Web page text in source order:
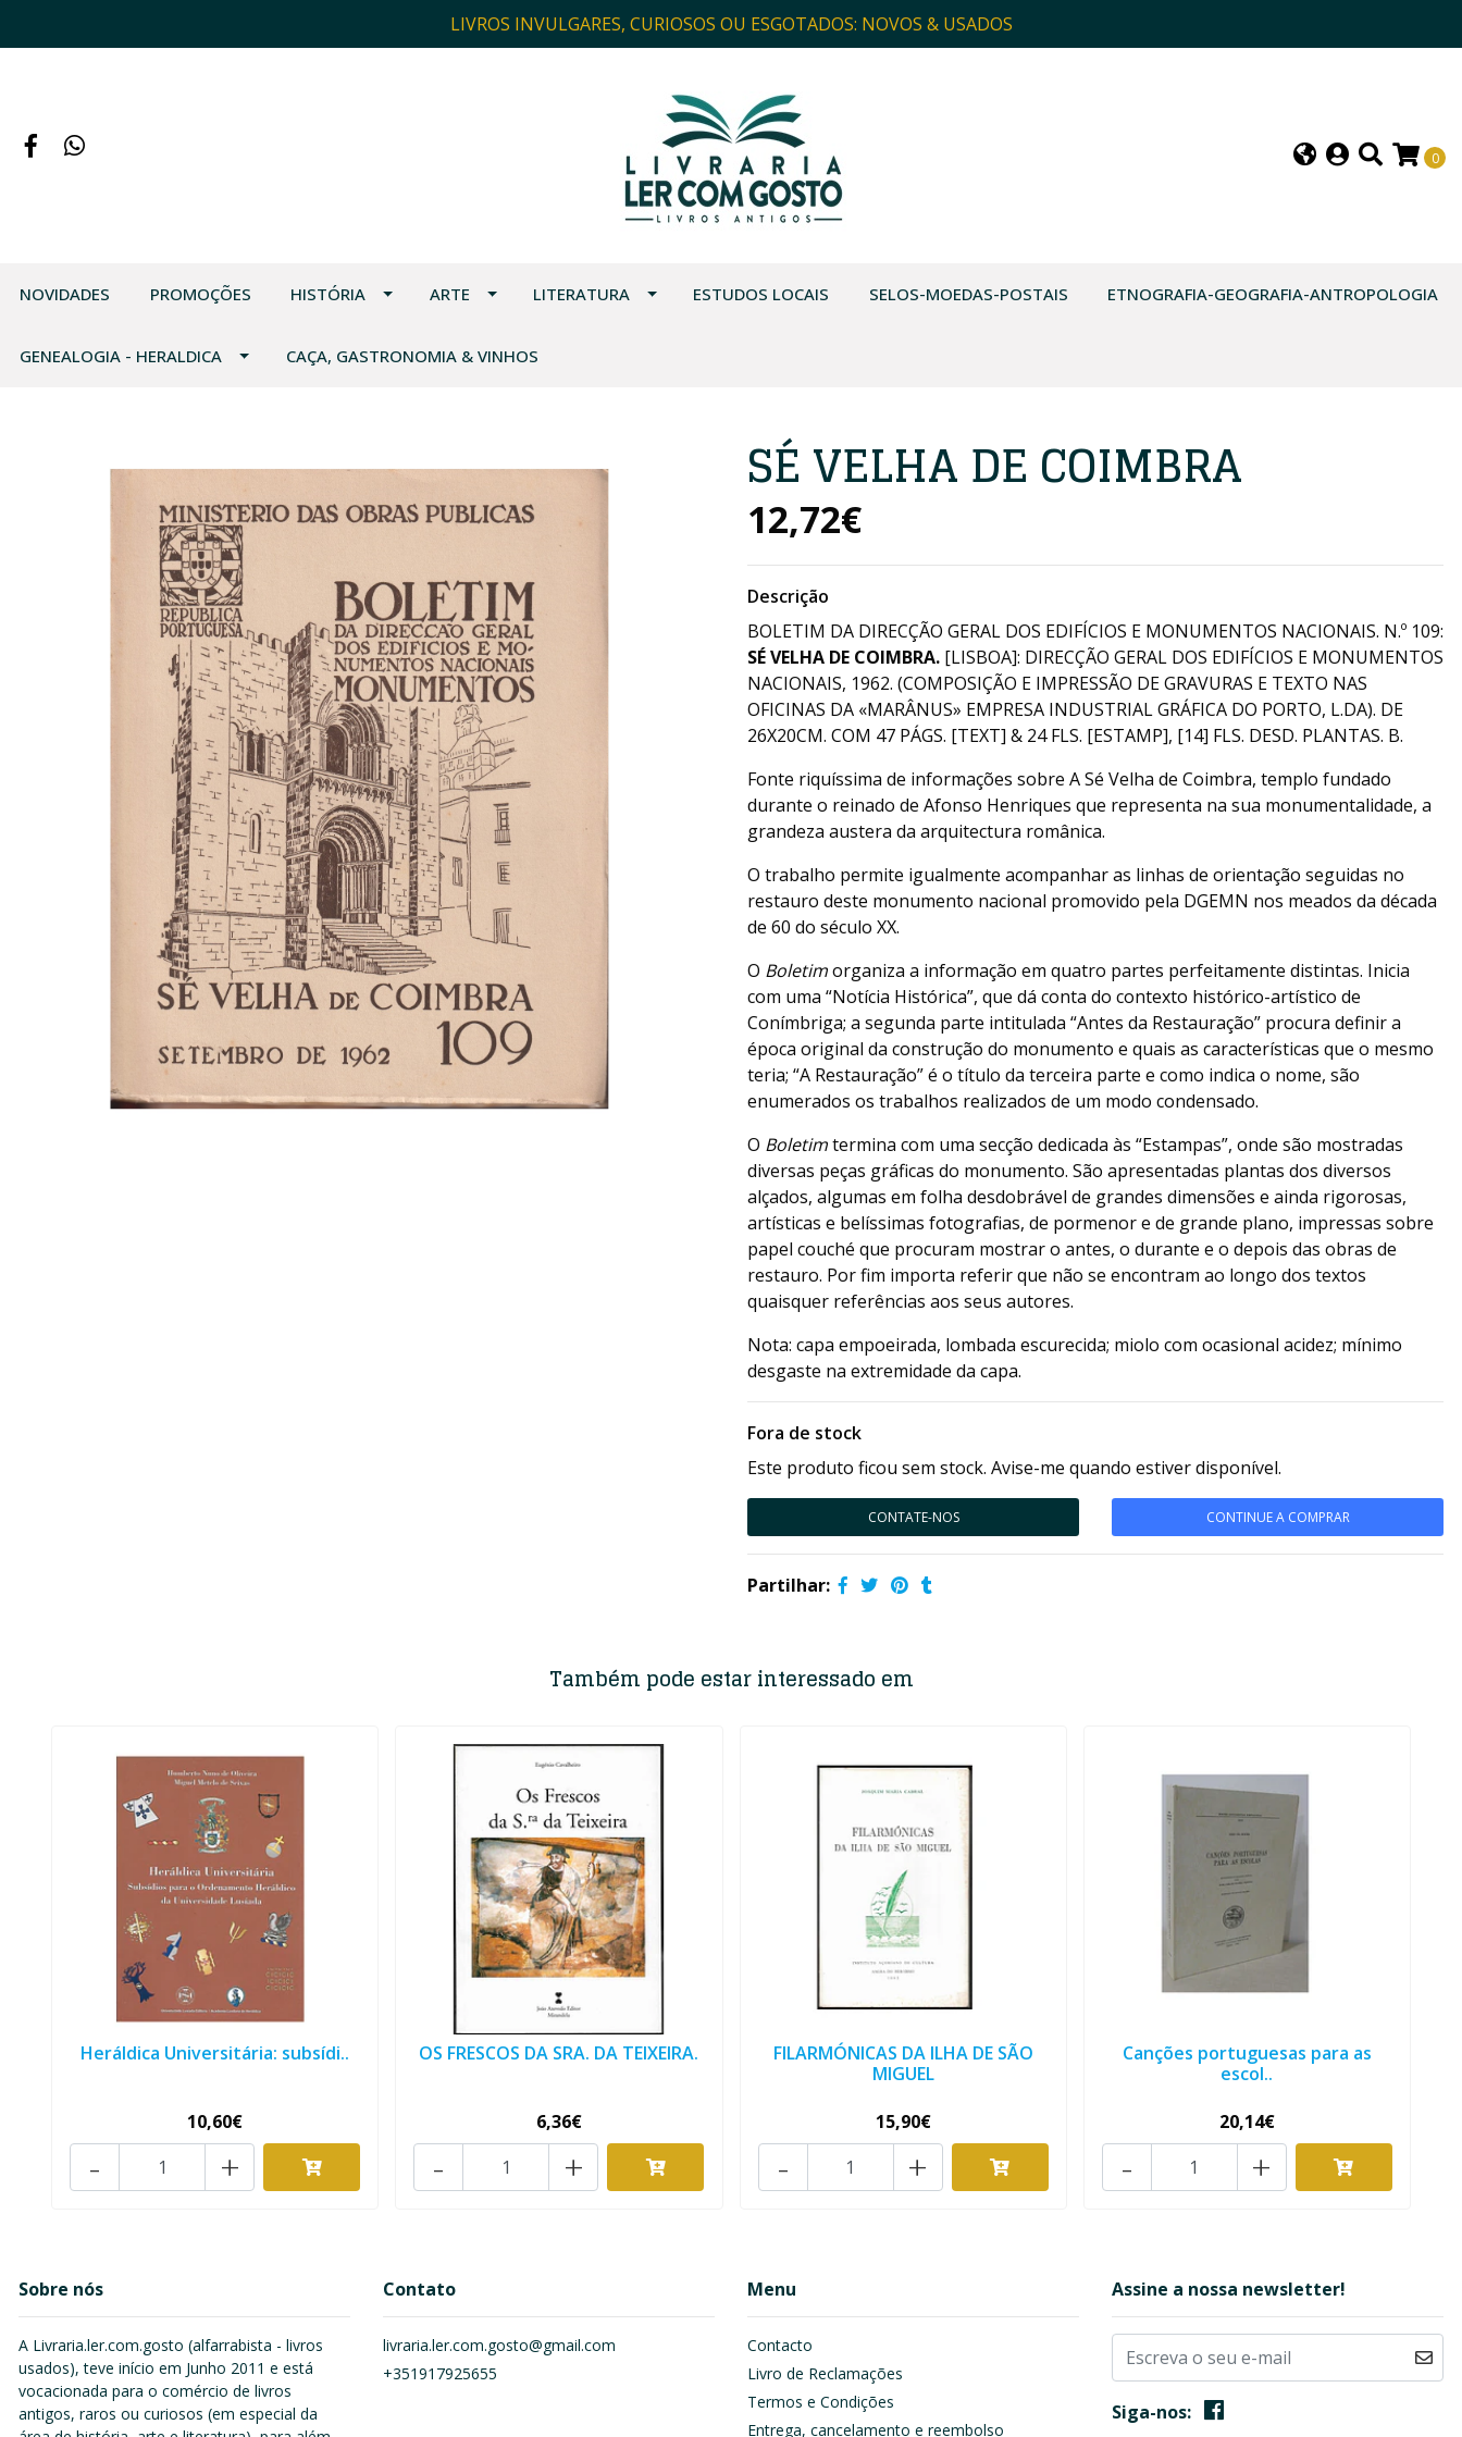
LIVROS INVULGARES, CURIOSOS OU ESGOTADOS: NOVOS & USADOS
0
NOVIDADES PROMOÇÕES HISTÓRIA ARTE LITERATURA ESTUDOS LOCAIS SELOS-MOEDAS-POSTAIS ETNOGRAFIA-GEOGRAFIA-ANTROPOLOGIA
GENEALOGIA - HERALDICA CAÇA, GASTRONOMIA & VINHOS
SÉ VELHA DE COIMBRA
12,72€
Descrição
BOLETIM DA DIRECÇÃO GERAL DOS EDIFÍCIOS E MONUMENTOS NACIONAIS. N.º 109:
SÉ VELHA DE COIMBRA. [LISBOA]: DIRECÇÃO GERAL DOS EDIFÍCIOS E MONUMENTOS
NACIONAIS, 1962. (COMPOSIÇÃO E IMPRESSÃO DE GRAVURAS E TEXTO NAS
OFICINAS DA «MARÂNUS» EMPRESA INDUSTRIAL GRÁFICA DO PORTO, L.DA). DE
26X20CM. COM 47 PÁGS. [TEXT] & 24 FLS. [ESTAMP], [14] FLS. DESD. PLANTAS. B.
Fonte riquíssima de informações sobre A Sé Velha de Coimbra, templo fundado
durante o reinado de Afonso Henriques que representa na sua monumentalidade, a
grandeza austera da arquitectura românica.
O trabalho permite igualmente acompanhar as linhas de orientação seguidas no
restauro deste monumento nacional promovido pela DGEMN nos meados da década
de 60 do século XX.
O Boletimorganiza a informação em quatro partes perfeitamente distintas. Inicia
com uma “Notícia Histórica”, que dá conta do contexto histórico-artístico de
Conímbriga; a segunda parte intitulada “Antes da Restauração” procura definir a
época original da construção do monumento e quais as características que o mesmo
teria; “A Restauração” é o título da terceira parte e como indica o nome, são
enumerados os trabalhos realizados de um modo condensado.
O Boletimtermina com uma secção dedicada às “Estampas”, onde são mostradas
diversas peças gráficas do monumento. São apresentadas plantas dos diversos
alçados, algumas em folha desdobrável de grandes dimensões e ainda rigorosas,
artísticas e belíssimas fotografias, de pormenor e de grande plano, impressas sobre
papel couché que procuram mostrar o antes, o durante e o depois das obras de
restauro. Por fim importa referir que não se encontram ao longo dos textos
quaisquer referências aos seus autores.
Nota: capa empoeirada, lombada escurecida; miolo com ocasional acidez; mínimo
desgaste na extremidade da capa.
Fora de stock
Este produto ficou sem stock. Avise-me quando estiver disponível.
CONTATE-NOS CONTINUE A COMPRAR
Partilhar:
Também pode estar interessado em
Heráldica Universitária: subsídi..
10,60€
+
-
OS FRESCOS DA SRA. DA TEIXEIRA.
6,36€
+
-
FILARMÓNICAS DA ILHA DE SÃO
MIGUEL
15,90€
+
-
Canções portuguesas para as
escol..
20,14€
+
-
Sobre nós
A Livraria.ler.com.gosto (alfarrabista - livros
usados), teve início em Junho 2011 e está
vocacionada para o comércio de livros
antigos, raros ou curiosos (em especial da
Contato
livraria.ler.com.gosto@gmail.com
+351917925655
Menu
Contacto
Livro de Reclamações
Termos e Condições
Entrega, cancelamento e reembolso
Assine a nossa newsletter!
Siga-nos: